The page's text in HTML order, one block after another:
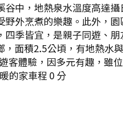
中，地熱泉水溫度高達
外烹煮的樂趣。此外，
季皆宜，是親子同遊、
，面積2.5公頃，有地熱水
客體驗，因多元有趣，雖
的家車程 0 分